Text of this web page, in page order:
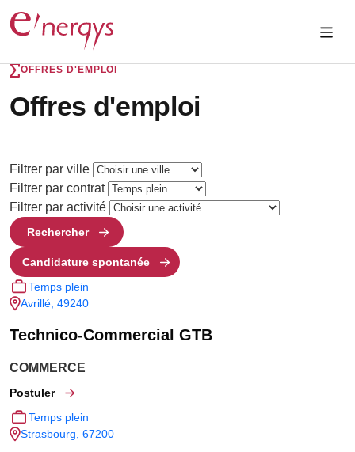
OFFRES D'EMPLOI
Offres d'emploi
Filtrer par ville
Filtrer par contrat
Filtrer par activité
Rechercher
Candidature spontanée
Temps plein
Avrillé, 49240
Technico-Commercial GTB
COMMERCE
Postuler
Temps plein
Strasbourg, 67200